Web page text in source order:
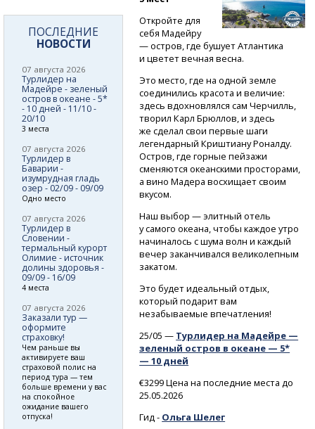
Откройте для
себя Мадейру
— остров, где бушует Атлантика
и цветет вечная весна.
Это место, где на одной земле
соединились красота и величие:
здесь вдохновлялся сам Черчилль,
творил Карл Брюллов, и здесь
же сделал свои первые шаги
легендарный Криштиану Роналду.
Остров, где горные пейзажи
сменяются океанскими просторами,
а вино Мадера восхищает своим
вкусом.
Наш выбор — элитный отель
у самого океана, чтобы каждое утро
начиналось с шума волн и каждый
вечер заканчивался великолепным
закатом.
Это будет идеальный отдых,
который подарит вам
незабываемые впечатления!
25/05 — Турлидер на Мадейре —
зеленый остров в океане — 5*
— 10 дней
€3299 Цена на последние места до
25.05.2026
Гид - Ольга Шелег
ПОСЛЕДНИЕ
НОВОСТИ
07 августа 2026
Турлидер на
Мадейре - зеленый
остров в океане - 5*
- 10 дней - 11/10 -
20/10
3 места
07 августа 2026
Турлидер в
Баварии -
изумрудная гладь
озер - 02/09 - 09/09
Одно место
07 августа 2026
Турлидер в
Словении -
термальный курорт
Олимие - источник
долины здоровья -
09/09 - 16/09
4 места
07 августа 2026
Заказали тур —
оформите
страховку!
Чем раньше вы
активируете ваш
страховой полис на
период тура — тем
больше времени у вас
на спокойное
ожидание вашего
отпуска!